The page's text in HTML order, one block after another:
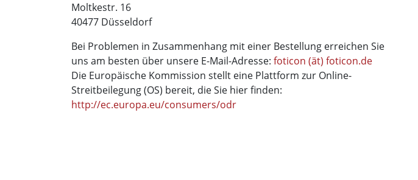
Moltkestr. 16
40477 Düsseldorf
Bei Problemen in Zusammenhang mit einer Bestellung erreichen Sie
uns am besten über unsere E-Mail-Adresse: foticon (ät) foticon.de
Die Europäische Kommission stellt eine Plattform zur Online-
Streitbeilegung (OS) bereit, die Sie hier finden:
http://ec.europa.eu/consumers/odr